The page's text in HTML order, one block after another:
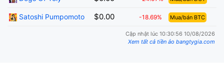
Satoshi Pumpomoto $0.00 -18.69% Mua/bán BTC
Cập nhật lúc 10:30:56 10/08/2026
Xem tất cả tiền ảo bangtygia.com